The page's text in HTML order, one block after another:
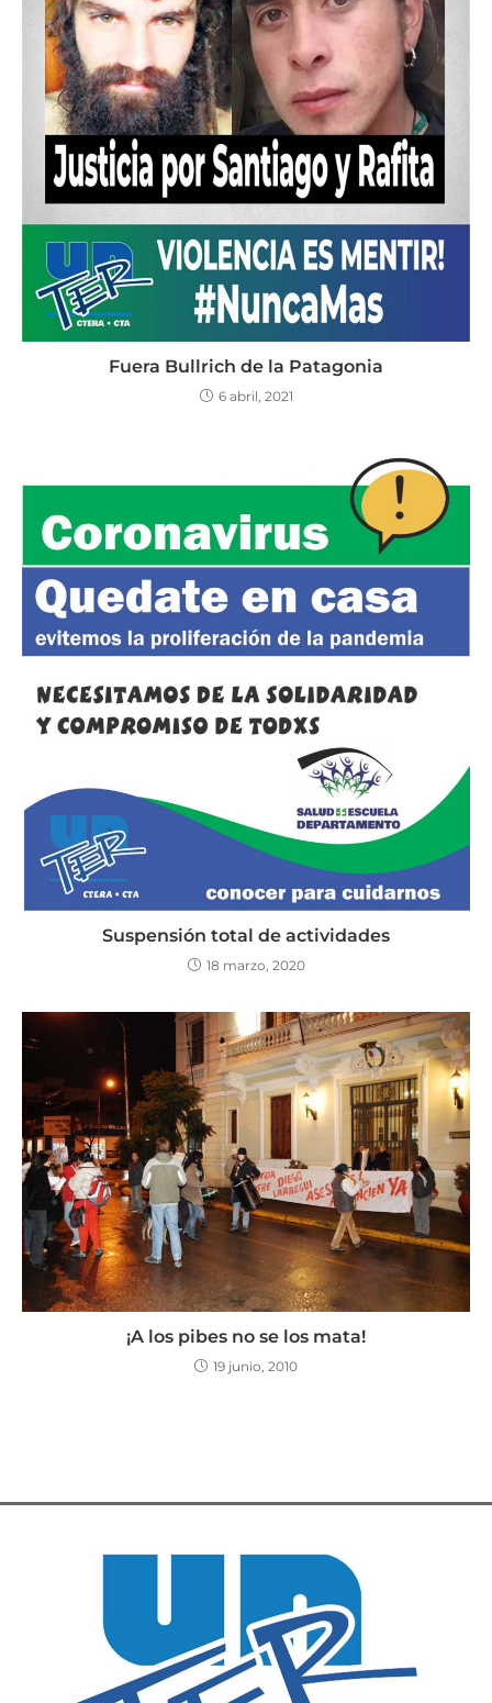
Fuera Bullrich de la Patagonia
6 abril, 2021
Suspensión total de actividades
18 marzo, 2020
¡A los pibes no se los mata!
19 junio, 2010